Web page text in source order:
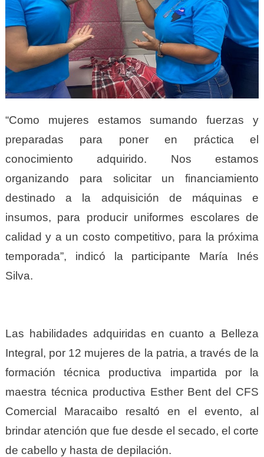
“Como mujeres estamos sumando fuerzas y
preparadas para poner en práctica el
conocimiento adquirido. Nos estamos
organizando para solicitar un financiamiento
destinado a la adquisición de máquinas e
insumos, para producir uniformes escolares de
calidad y a un costo competitivo, para la próxima
temporada”, indicó la participante María Inés
Silva.
Las habilidades adquiridas en cuanto a Belleza
Integral, por 12 mujeres de la patria, a través de la
formación técnica productiva impartida por la
maestra técnica productiva Esther Bent del CFS
Comercial Maracaibo resaltó en el evento, al
brindar atención que fue desde el secado, el corte
de cabello y hasta de depilación.